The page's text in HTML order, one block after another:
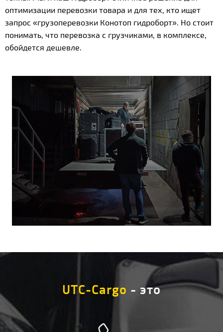
оптимизации перевозки товара и для тех, кто ищет
запрос «грузоперевозки Конотоп гидроборт». Но стоит
понимать, что перевозка с грузчиками, в комплексе,
обойдется дешевле.
UTC-Cargo - это